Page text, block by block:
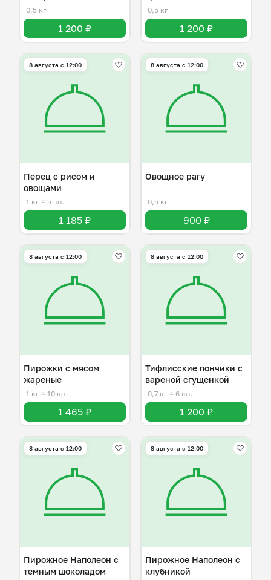
0,5 кг
1 200 ₽
0,5 кг
1 200 ₽
8 августа с 12:00
Перец с рисом и
овощами
1 кг ≈ 5 шт.
1 185 ₽
8 августа с 12:00
Овощное рагу
0,5 кг
900 ₽
8 августа с 12:00
Пирожки с мясом
жареные
1 кг ≈ 10 шт.
1 465 ₽
8 августа с 12:00
Тифлисские пончики с
вареной сгущенкой
0,7 кг ≈ 6 шт.
1 200 ₽
8 августа с 12:00
Пирожное Наполеон с
темным шоколадом
8 августа с 12:00
Пирожное Наполеон с
клубникой